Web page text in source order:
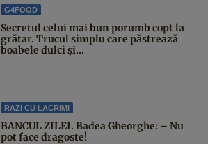
G4FOOD
Secretul celui mai bun porumb copt la
grătar. Trucul simplu care păstrează
boabele dulci și...
RAZI CU LACRIMI
BANCUL ZILEI. Badea Gheorghe: – Nu
pot face dragoste!